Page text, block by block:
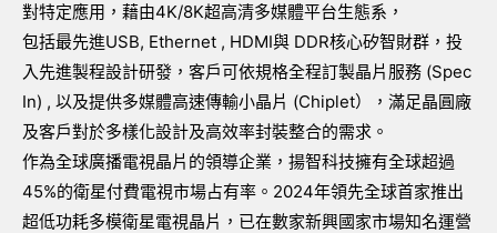
對特定應用，藉由4K/8K超高清多媒體平台生態系，
包括最先進USB, Ethernet , HDMI與 DDR核心矽智財群，投
入先進製程設計研發，客戶可依規格全程訂製晶片服務 (Spec
In) , 以及提供多媒體高速傳輸小晶片 (Chiplet），滿足晶圓廠
及客戶對於多樣化設計及高效率封裝整合的需求。
作為全球廣播電視晶片的領導企業，揚智科技擁有全球超過
45%的衛星付費電視市場占有率。2024年領先全球首家推出
超低功耗多模衛星電視晶片，已在數家新興國家市場知名運營